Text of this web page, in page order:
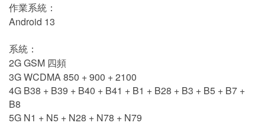
作業系統：
Android 13
系統：
2G GSM 四頻
3G WCDMA 850 + 900 + 2100
4G B38 + B39 + B40 + B41 + B1 + B28 + B3 + B5 + B7 +
B8
5G N1 + N5 + N28 + N78 + N79